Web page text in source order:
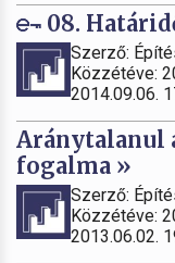
08.
Szerző:
Közzétéve:
2014.09.06.
Aránytalanul
fogalma »
Szerző:
Közzétéve:
2013.06.02.